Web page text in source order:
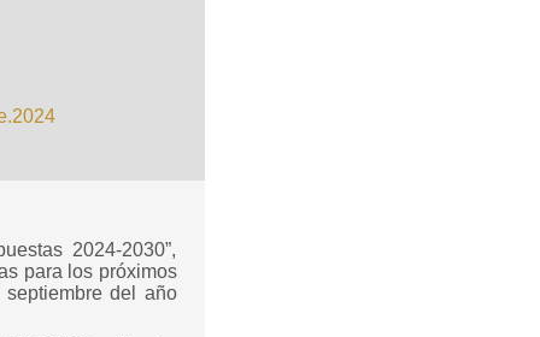
2024-2030”,
para los próximos
del año